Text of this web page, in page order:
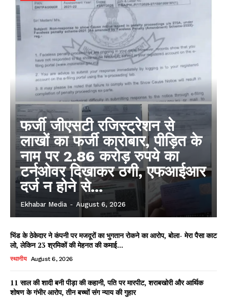
फर्जी जीएसटी रजिस्ट्रेशन से
लाखों का फर्जी कारोबार, पीड़ित के
नाम पर 2.86 करोड़ रुपये का
टर्नओवर दिखाकर ठगी, एफआईआर
दर्ज न होने से...
Ekhabar Media - August 6, 2026
भिंड के ठेकेदार ने कंपनी पर मजदूरों का भुगतान रोकने का आरोप, बोला- मेरा पैसा काट
लो, लेकिन 23 श्रमिकों की मेहनत की कमाई...
स्थानीय August 6, 2026
11 साल की शादी बनी पीड़ा की कहानी, पति पर मारपीट, शराबखोरी और आर्थिक
शोषण के गंभीर आरोप, तीन बच्चों संग न्याय की गुहार